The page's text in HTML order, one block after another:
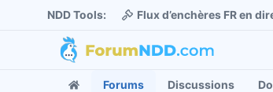
NDD Tools: Flux d’enchères FR en
Forums Discussions